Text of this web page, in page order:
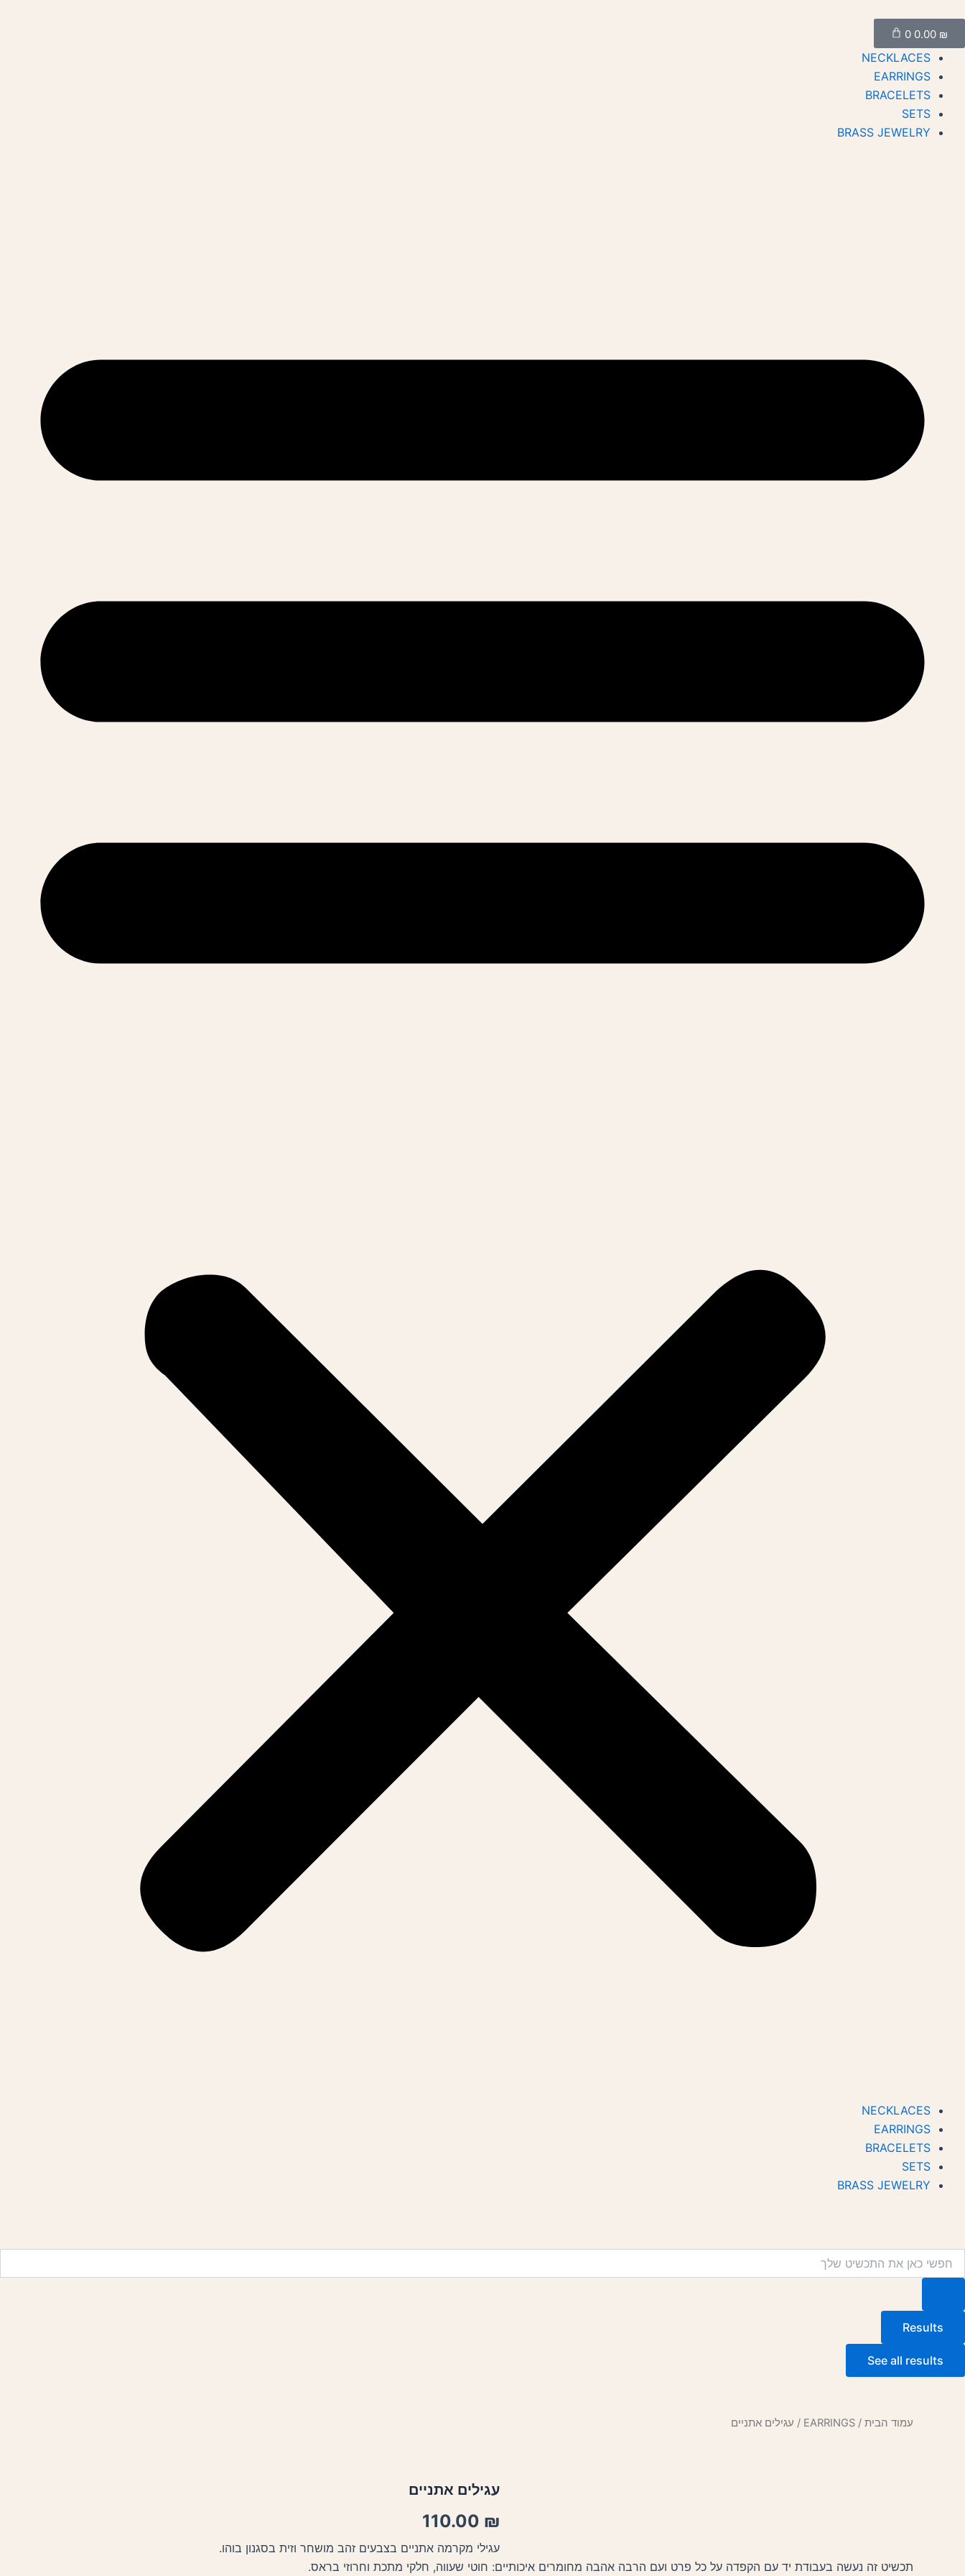
0.00 ₪
0
Cart
NECKLACES
EARRINGS
BRACELETS
SETS
BRASS JEWELRY
NECKLACES
EARRINGS
BRACELETS
SETS
BRASS JEWELRY
Results
See all results
עמוד הבית /
EARRINGS / עגילים אתניים
עגילים אתניים
110.00 ₪
עגילי מקרמה אתניים בצבעים זהב מושחר וזית בסגנון בוהו.
תכשיט זה נעשה בעבודת יד עם הקפדה על כל פרט ועם הרבה אהבה מחומרים איכותיים: חוטי שעווה, חלקי מתכת וחרוזי בראס.